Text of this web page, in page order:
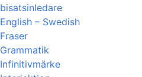
bisatsinledare
English – Swedish
Fraser
Grammatik
Infinitivmärke